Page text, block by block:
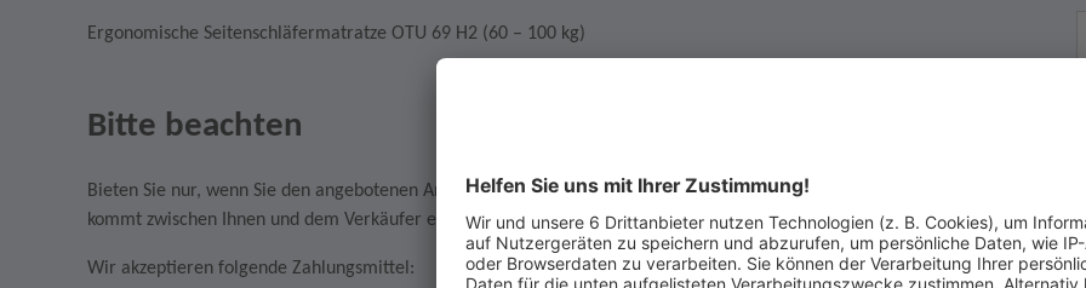
Ergonomische Seitenschläfermatratze OTU 69 H2 (60 – 100 kg)
Bitte beachten
Bieten Sie nur, wenn Sie den angebotenen Artikel auch wirklich kaufen möchten. Wenn Sie die Auktion gewinnen, dann
kommt zwischen Ihnen und dem Verkäufer ein rechtsgültiger Vertrag zustande, der Sie zum Kauf verpflichtet.
Wir akzeptieren folgende Zahlungsmittel: